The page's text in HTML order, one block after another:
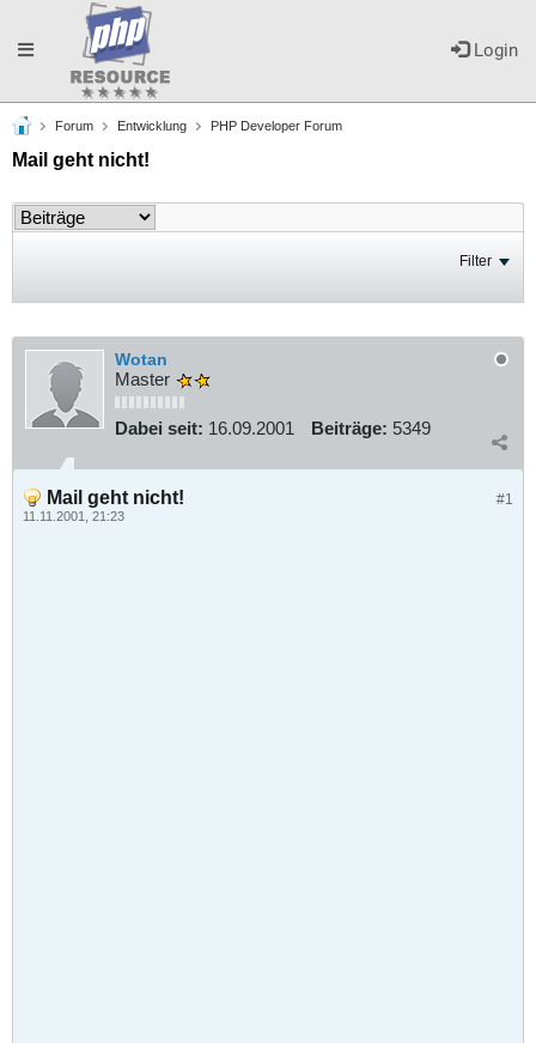
Login
Toggle
navigation
Forum Entwicklung PHP Developer Forum
Mail geht nicht!
Filter
Wotan
Master
Dabei seit: 16.09.2001 Beiträge: 5349
#1
Mail geht nicht!
11.11.2001, 21:23